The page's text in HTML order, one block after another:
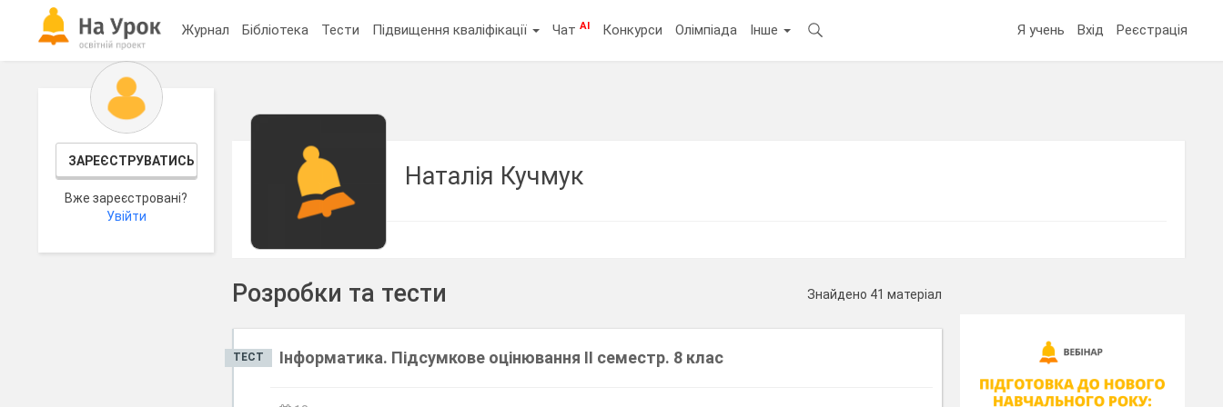
Журнал Бібліотека Тести Підвищення кваліфікації ЧатAI Конкурси Олімпіада Інше Я учень Вхід Реєстрація
ЗАРЕЄСТРУВАТИСЬ
Вже зареєстровані?
Увійти
Наталія Кучмук
Розробки та тести Знайдено 41 матеріал
ТЕСТ Інформатика. Підсумкове оцінювання ІІ семестр. 8 клас